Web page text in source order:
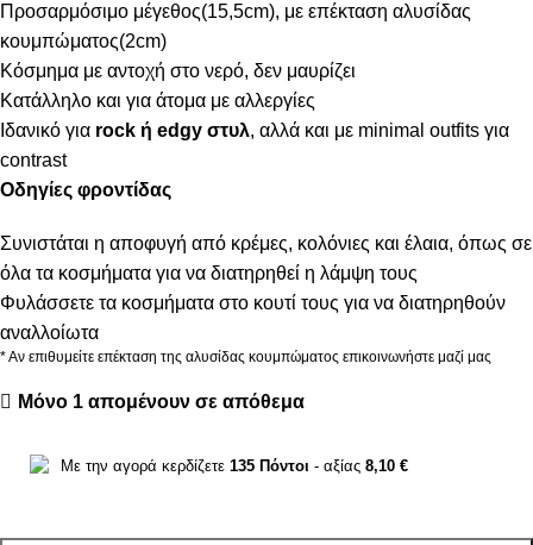
Προσαρμόσιμο μέγεθος(15,5cm), με επέκταση αλυσίδας
κουμπώματος(2cm)
Κόσμημα με αντοχή στο νερό, δεν μαυρίζει
Κατάλληλο και για άτομα με αλλεργίες
Ιδανικό για rock ή edgy στυλ, αλλά και με minimal outfits για
contrast
Οδηγίες φροντίδας
Συνιστάται η αποφυγή από κρέμες, κολόνιες και έλαια, όπως σε
όλα τα κοσμήματα για να διατηρηθεί η λάμψη τους
Φυλάσσετε τα κοσμήματα στο κουτί τους για να διατηρηθούν
αναλλοίωτα
* Αν επιθυμείτε επέκταση της αλυσίδας κουμπώματος επικοινωνήστε μαζί μας
Μόνο 1 απομένουν σε απόθεμα
Με την αγορά κερδίζετε 135 Πόντοι - αξίας 8,10 €